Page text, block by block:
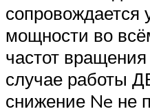
мощности во
частот
случае работы
снижение Ne не